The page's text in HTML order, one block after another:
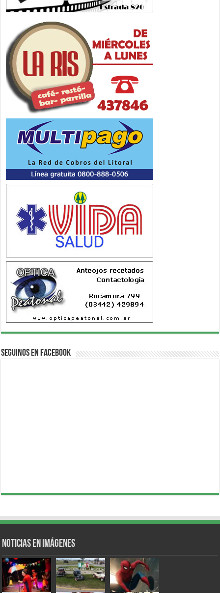
Seguinos en Facebook
Noticias en Imágenes